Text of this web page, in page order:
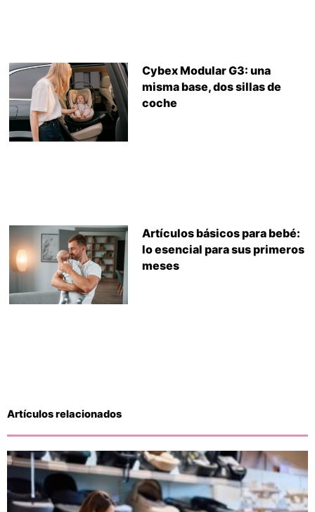
Cybex Modular G3: una
misma base, dos sillas de
coche
Artículos básicos para bebé:
lo esencial para sus primeros
meses
Artículos relacionados